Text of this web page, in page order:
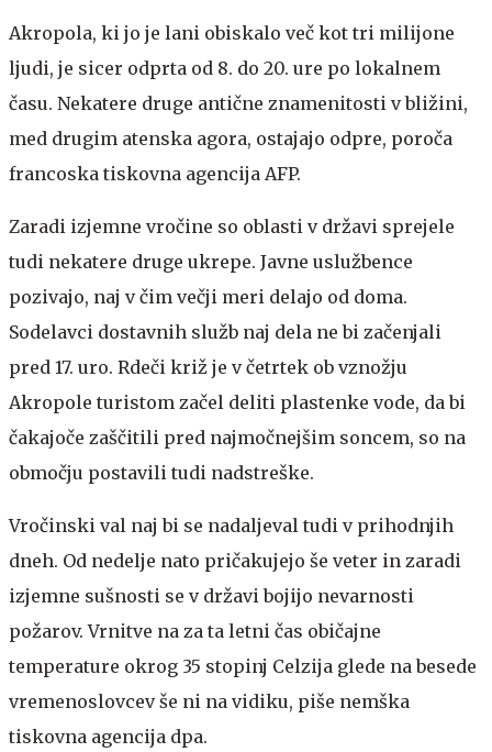
Akropola, ki jo je lani obiskalo več kot tri milijone
ljudi, je sicer odprta od 8. do 20. ure po lokalnem
času. Nekatere druge antične znamenitosti v bližini,
med drugim atenska agora, ostajajo odpre, poroča
francoska tiskovna agencija AFP.
Zaradi izjemne vročine so oblasti v državi sprejele
tudi nekatere druge ukrepe. Javne uslužbence
pozivajo, naj v čim večji meri delajo od doma.
Sodelavci dostavnih služb naj dela ne bi začenjali
pred 17. uro. Rdeči križ je v četrtek ob vznožju
Akropole turistom začel deliti plastenke vode, da bi
čakajoče zaščitili pred najmočnejšim soncem, so na
območju postavili tudi nadstreške.
Vročinski val naj bi se nadaljeval tudi v prihodnjih
dneh. Od nedelje nato pričakujejo še veter in zaradi
izjemne sušnosti se v državi bojijo nevarnosti
požarov. Vrnitve na za ta letni čas običajne
temperature okrog 35 stopinj Celzija glede na besede
vremenoslovcev še ni na vidiku, piše nemška
tiskovna agencija dpa.